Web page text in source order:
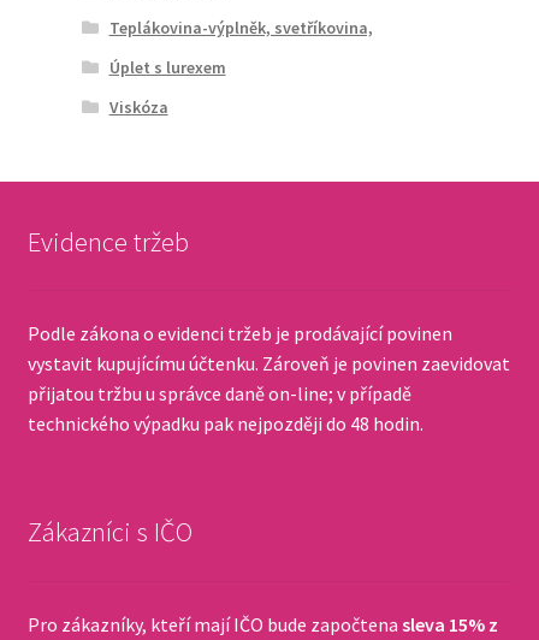
Teplákovina-výplněk, svetříkovina,
Úplet s lurexem
Viskóza
Evidence tržeb
Podle zákona o evidenci tržeb je prodávající povinen
vystavit kupujícímu účtenku. Zároveň je povinen zaevidovat
přijatou tržbu u správce daně on-line; v případě
technického výpadku pak nejpozději do 48 hodin.
Zákazníci s IČO
Pro zákazníky, kteří mají IČO bude započtena sleva 15% z